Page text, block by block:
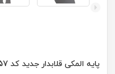
پایه المکی قلابدار جدید کد 00202157